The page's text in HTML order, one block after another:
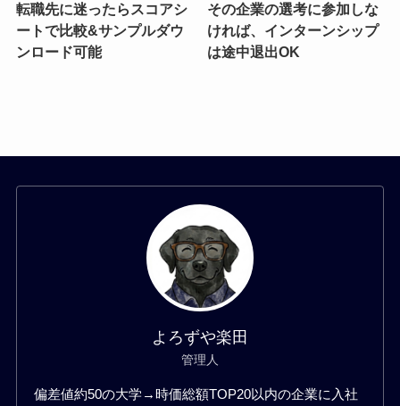
転職先に迷ったらスコアシ
ートで比較&サンプルダウ
ンロード可能
その企業の選考に参加しな
ければ、インターンシップ
は途中退出OK
よろずや楽田
管理人
偏差値約50の大学→時価総額TOP20以内の企業に入社